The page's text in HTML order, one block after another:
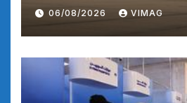
06/08/2026 VIMAG